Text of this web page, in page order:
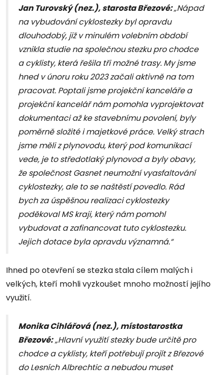
Jan Turovský (nez.), starosta Březové:„Nápad
na vybudování cyklostezky byl opravdu
dlouhodobý, již v minulém volebním období
vznikla studie na společnou stezku pro chodce
a cyklisty, která řešila tři možné trasy. My jsme
hned v únoru roku 2023 začali aktivně na tom
pracovat. Poptali jsme projekční kanceláře a
projekční kancelář nám pomohla vyprojektovat
dokumentaci až ke stavebnímu povolení, byly
poměrně složité i majetkové práce. Velký strach
jsme měli z plynovodu, který pod komunikací
vede, je to středotlaký plynovod a byly obavy,
že společnost Gasnet neumožní vyasfaltování
cyklostezky, ale to se naštěstí povedlo. Rád
bych za úspěšnou realizaci cyklostezky
poděkoval MS kraji, který nám pomohl
vybudovat a zafinancovat tuto cyklostezku.
Jejich dotace byla opravdu významná.“
Ihned po otevření se stezka stala cílem malých i
velkých, kteří mohli vyzkoušet mnoho možností jejího
využití.
Monika Cihlářová (nez.), místostarostka
Březové:„Hlavní využití stezky bude určitě pro
chodce a cyklisty, kteří potřebují projít z Březové
do Lesních Albrechtic a nebudou muset